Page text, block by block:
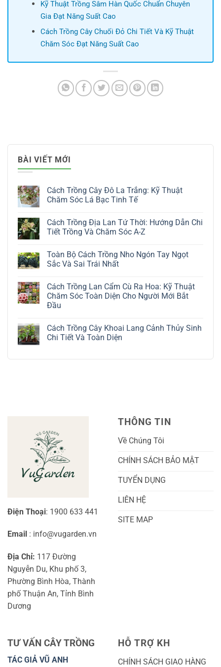
Kỹ Thuật Trồng Sâm Hàn Quốc Chuẩn Chuyên
Gia Đạt Năng Suất Cao
Cách Trồng Cây Chuối Đỏ Chi Tiết Và Kỹ Thuật
Chăm Sóc Đạt Năng Suất Cao
BÀI VIẾT MỚI
Cách Trồng Cây Đô La Trắng: Kỹ Thuật
Chăm Sóc Lá Bạc Tinh Tế
bình
luận
Cây
Đô
La
Thuật
Chăm
Sóc
Lá
Tế
Cách Trồng Địa Lan Tứ Thời: Hướng Dẫn Chi
Tiết Trồng Và Chăm Sóc A-Z
bình
luận
ở
Địa
Lan
Tứ
Thời:
Chi
Tiết
Trồng
Toàn Bộ Cách Trồng Nho Ngón Tay Ngọt
Sắc Và Sai Trái Nhất
bình
luận
ở
Toàn
Trồng
Nho
Ngón
Cách Trồng Lan Cẩm Cù Ra Hoa: Kỹ Thuật
Chăm Sóc Toàn Diện Cho Người Mới Bắt
Đầu
bình
luận
ở
Lan
Cho
Người
Mới
Bắt
Đầu
Cách Trồng Cây Khoai Lang Cảnh Thủy Sinh
Chi Tiết Và Toàn Diện
bình
Chi
Tiết
Và
Toàn
Diện
Điện Thoại: 1900 633 441
Email : info@vugarden.vn
Địa Chỉ: 117 Đường
Nguyễn Du, Khu phố 3,
Phường Bình Hòa, Thành
phố Thuận An, Tỉnh Bình
Dương
THÔNG TIN
Về Chúng Tôi
CHÍNH SÁCH BẢO MẬT
TUYỂN DỤNG
LIÊN HỆ
SITE MAP
TƯ VẤN CÂY TRỒNG
TÁC GIẢ VŨ ANH
HỖ TRỢ KH
CHÍNH SÁCH GIAO HÀNG